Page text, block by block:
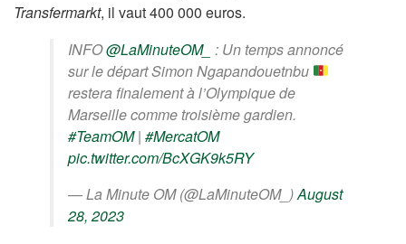
Transfermarkt, il vaut 400 000 euros.
INFO@LaMinuteOM_ : Un temps annoncé
sur le départ Simon Ngapandouetnbu
restera finalement à l’Olympique de
Marseille comme troisième gardien.
#TeamOM| #MercatOM
pic.twitter.com/BcXGK9k5RY
— La Minute OM (@LaMinuteOM_)August
28, 2023